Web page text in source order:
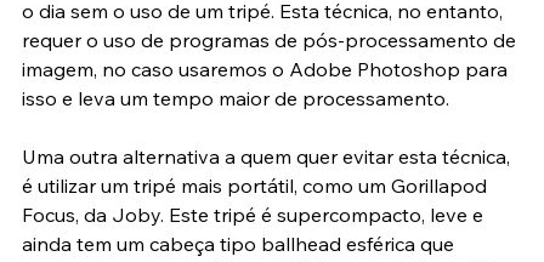
sim é possível fazer fotos em longa exposição durante
o dia sem o uso de um tripé. Esta técnica, no entanto,
requer o uso de programas de pós-processamento de
imagem, no caso usaremos o Adobe Photoshop para
Uma outra alternativa a quem quer evitar esta técnica,
é utilizar um tripé mais portátil, como um Gorillapod
Focus, da Joby. Este tripé é supercompacto, leve e